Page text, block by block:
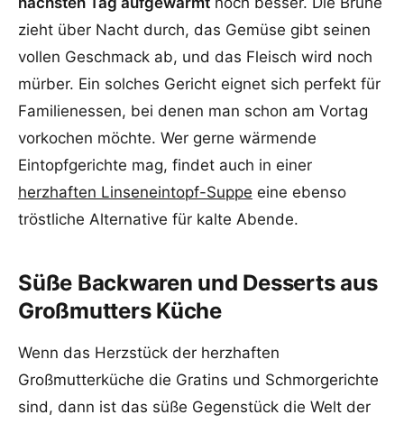
zieht über Nacht durch, das Gemüse gibt seinen
vollen Geschmack ab, und das Fleisch wird noch
mürber. Ein solches Gericht eignet sich perfekt für
Familienessen, bei denen man schon am Vortag
vorkochen möchte. Wer gerne wärmende
Eintopfgerichte mag, findet auch in einer
herzhaften Linseneintopf-Suppe eine ebenso
tröstliche Alternative für kalte Abende.
Süße Backwaren und Desserts aus
Großmutters Küche
Wenn das Herzstück der herzhaften
Großmutterküche die Gratins und Schmorgerichte
sind, dann ist das süße Gegenstück die Welt der